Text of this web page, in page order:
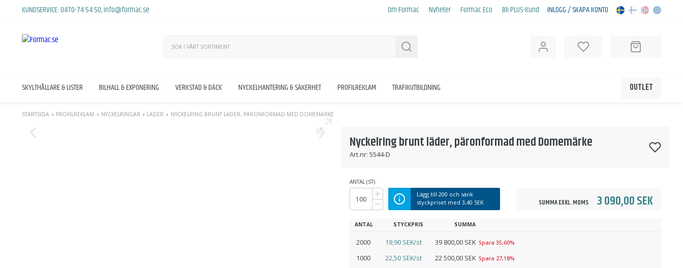
KUNDSERVICE:0470-74 54 50,info@formac.se Om Formac Nyheter Formac Eco Bli PLUS-Kund INLOGG / SKAPA KONTO
SKYLTHÅLLARE & LISTER BILHALL & EXPONERING VERKSTAD & DÄCK NYCKELHANTERING & SÄKERHET PROFILREKLAM TRAFIKUTBILDNING OUTLET
STARTSIDA PROFILREKLAM NYCKELRINGAR LÄDER NYCKELRING BRUNT LÄDER, PÄRONFORMAD MED DOMEMÄRKE
Nyckelring brunt läder, päronformad med Domemärke
Art.nr: 5544-D
ANTAL (ST)
Lägg till 200 och sänk
styckpriset med 3,40 SEK SUMMA EXKL. MOMS 3 090,00 SEK
ANTAL STYCKPRIS SUMMA
2000 19,90 SEK/st 39 800,00 SEK Spara 35,60%
1000 22,50 SEK/st 22 500,00 SEK Spara 27,18%